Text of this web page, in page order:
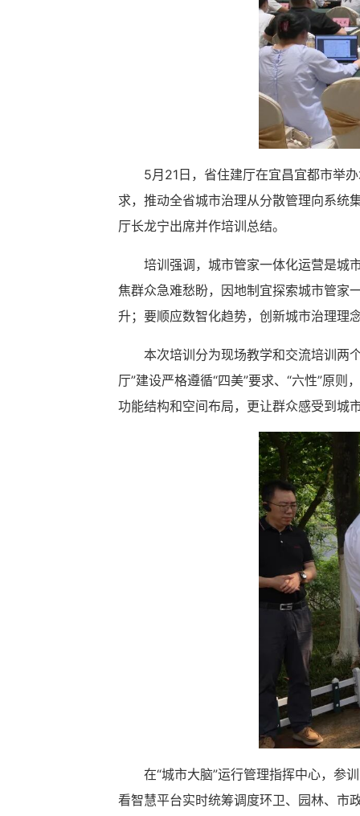
5月21日，省住建厅在宜昌宜都市举
求，推动全省城市治理从分散管理向系统
厅长龙宁出席并作培训总结。
培训强调，城市管家一体化运营是城
焦群众急难愁盼，因地制宜探索城市管家
升；要顺应数智化趋势，创新城市治理理
本次培训分为现场教学和交流培训两
厅”建设严格遵循“四美”要求、“六性”原
功能结构和空间布局，更让群众感受到城
在“城市大脑”运行管理指挥中心，参
看智慧平台实时统筹调度环卫、园林、市